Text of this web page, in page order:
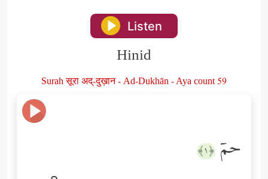
Listen
Hinid
Surah सूरा अद्-दुख़ान - Ad-Dukhān - Aya count 59
حمۤ ﴿١﴾